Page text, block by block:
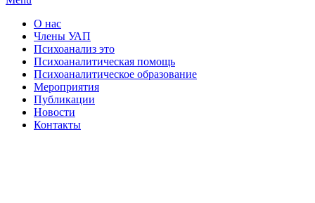
О нас
Члены УАП
Психоанализ это
Психоаналитическая помощь
Психоаналитическое образование
Мероприятия
Публикации
Новости
Контакты